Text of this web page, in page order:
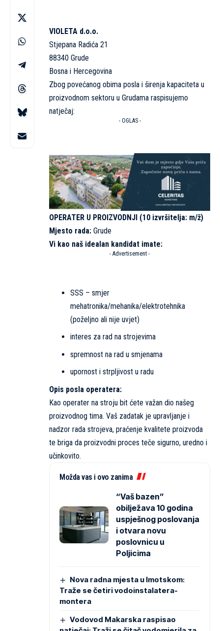
VIOLETA d.o.o.
Stjepana Radića 21
88340 Grude
Bosna i Hercegovina
Zbog povećanog obima posla i širenja kapaciteta u
proizvodnom sektoru u Grudama raspisujemo
natječaj:
- OGLAS -
OPERATER U PROIZVODNJI (10 izvršitelja: m/ž)
Mjesto rada: Grude
Vi kao naš idealan kandidat imate:
- Advertisement -
SSS – smjer
mehatronika/mehanika/elektrotehnika
(poželjno ali nije uvjet)
interes za rad na strojevima
spremnost na rad u smjenama
upornost i strpljivost u radu
Opis posla operatera:
Kao operater na stroju bit ćete važan dio našeg
proizvodnog tima. Vaš zadatak je upravljanje i
nadzor rada strojeva, praćenje kvalitete proizvoda
te briga da proizvodni proces teče sigurno, uredno i
učinkovito.
Možda vas i ovo zanima
“Vaš bazen”
obilježava 10 godina
uspješnog poslovanja
i otvara novu
poslovnicu u
Poljicima
Nova radna mjesta u Imotskom:
Traže se četiri vodoinstalatera-
montera
Vodovod Makarska raspisao